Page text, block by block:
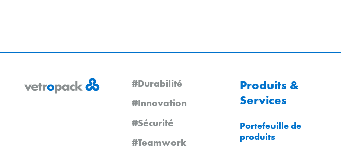
#Durabilité
#Innovation
#Sécurité
#Teamwork
Produits &
Services
Portefeuille de
produits